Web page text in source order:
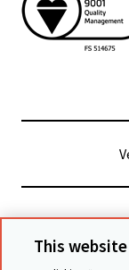
©
This